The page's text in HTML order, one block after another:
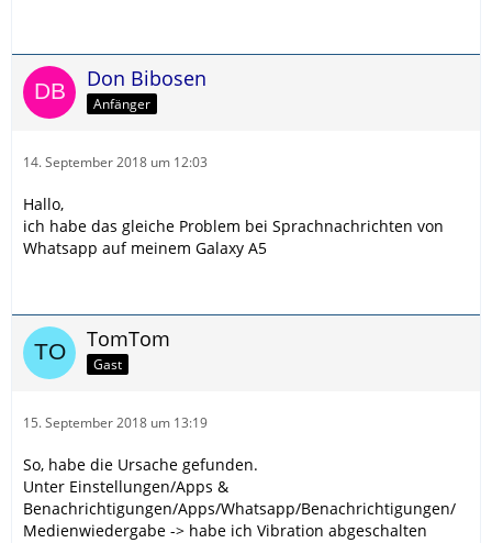
Don Bibosen
Anfänger
14. September 2018 um 12:03
Hallo,
ich habe das gleiche Problem bei Sprachnachrichten von
Whatsapp auf meinem Galaxy A5
TomTom
Gast
15. September 2018 um 13:19
So, habe die Ursache gefunden.
Unter Einstellungen/Apps &
Benachrichtigungen/Apps/Whatsapp/Benachrichtigungen/
Medienwiedergabe -> habe ich Vibration abgeschalten